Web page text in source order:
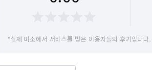
*실제 미소에서 서비스를 받은 이용자들의 후기입니다.